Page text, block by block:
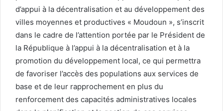
d’appui à la décentralisation et au développement des
villes moyennes et productives « Moudoun », s’inscrit
dans le cadre de l’attention portée par le Président de
la République à l’appui à la décentralisation et à la
promotion du développement local, ce qui permettra
de favoriser l’accès des populations aux services de
base et de leur rapprochement en plus du
renforcement des capacités administratives locales